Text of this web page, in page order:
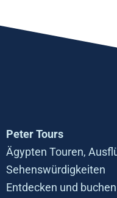
Peter Tours
Ägypten Touren,
Sehenswürdigkeiten
Entdecken und